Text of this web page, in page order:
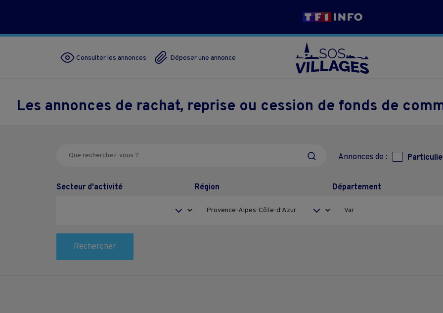
Consulter les annonces Déposer une annonce
Les annonces de rachat, reprise ou cession de fonds de
Annonces de :
Secteur d'activité Région Département
Rechercher